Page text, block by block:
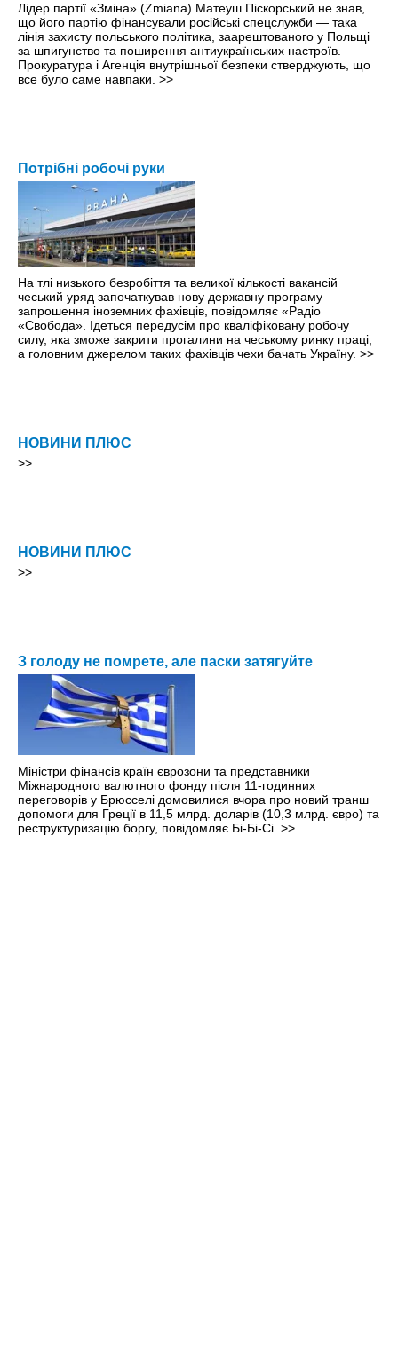
Лідер партії «Зміна» (Zmiana) Матеуш Піскорський не знав,
що його партію фінансували російські спецслужби — така
лінія захисту польського політика, заарештованого у Польщі
за шпигунство та поширення антиукраїнських настроїв.
Прокуратура і Агенція внутрішньої безпеки стверджують, що
все було саме навпаки. >>
Потрібні робочі руки
На тлі низького безробіття та великої кількості вакансій
чеський уряд започаткував нову державну програму
запрошення іноземних фахівців, повідомляє «Радіо
«Свобода». Ідеться передусім про кваліфіковану робочу
силу, яка зможе закрити прогалини на чеському ринку праці,
а головним джерелом таких фахівців чехи бачать Україну. >>
НОВИНИ ПЛЮС
>>
НОВИНИ ПЛЮС
>>
З голоду не помрете, але паски затягуйте
Міністри фінансів країн єврозони та представники
Міжнародного валютного фонду після 11-годинних
переговорів у Брюсселі домовилися вчора про новий транш
допомоги для Греції в 11,5 млрд. доларів (10,3 млрд. євро) та
реструктуризацію боргу, повідомляє Бі-Бі-Сі. >>